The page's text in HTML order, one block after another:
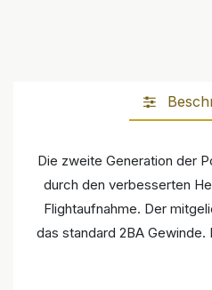
Die zweite Generation der
durch den verbesserten
Flightaufnahme. Der
das standard 2BA